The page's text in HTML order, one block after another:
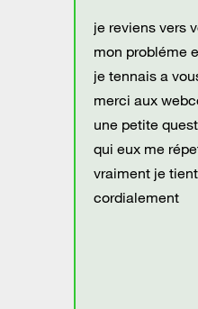
je reviens vers
mon probléme
je tennais a
merci aux
une petite
qui eux me
vraiment je
cordialement